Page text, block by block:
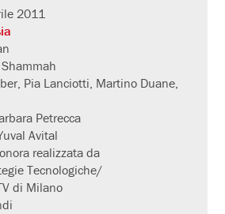
2011
Pia Lanciotti, Martino Duane,
Petrecca
Avital
realizzata da
Tecnologiche/
di Milano